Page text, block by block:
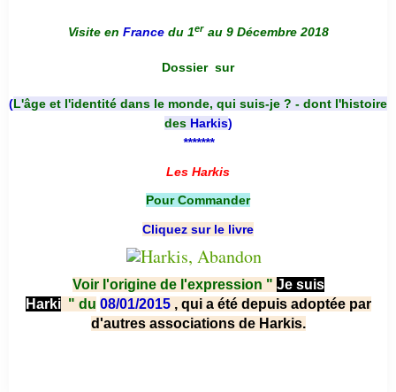
Visite en France du 1er au 9 Décembre 2018
Dossier sur
(L'âge et l'identité dans le monde, qui suis-je ? - dont l'histoire
des Harkis)
*******
Les Harkis
Pour Commander
Cliquez sur le livre
Voir l'origine de l'expression " Je suis
Harki " du 08/01/2015 , qui a été depuis adoptée par
d'autres associations de Harkis.